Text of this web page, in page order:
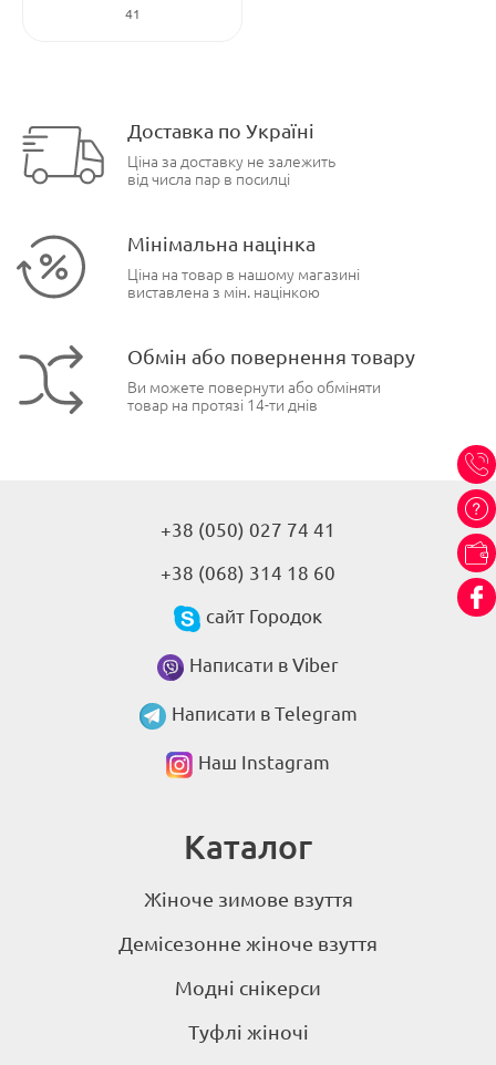
41
Доставка по Україні
Ціна за доставку не залежить
від числа пар в посилці
Мінімальна націнка
Ціна на товар в нашому магазині
виставлена з мін. націнкою
Обмін або повернення товару
Ви можете повернути або обміняти
товар на протязі 14-ти днів
+38 (050) 027 74 41
+38 (068) 314 18 60
сайт Городок
Написати в Viber
Написати в Telegram
Наш Instagram
Каталог
Жіноче зимове взуття
Демісезонне жіноче взуття
Модні снікерси
Туфлі жіночі